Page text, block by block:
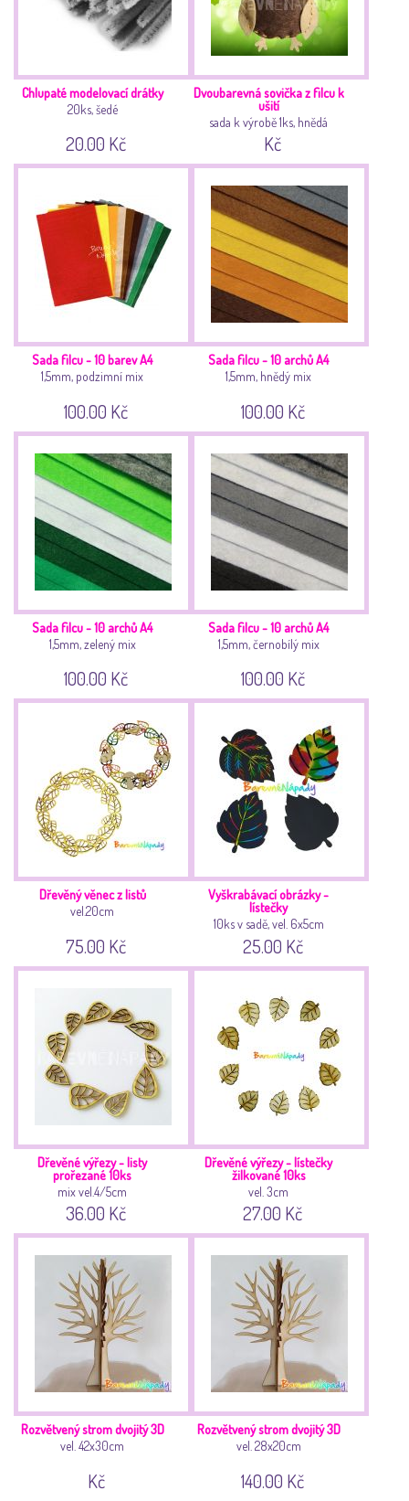
Chlupaté modelovací drátky
20ks, šedé
20.00 Kč
Dvoubarevná sovička z filcu k
ušití
sada k výrobě 1ks, hnědá
Kč
Sada filcu - 10 barev A4
1,5mm, podzimní mix
100.00 Kč
Sada filcu - 10 archů A4
1,5mm, hnědý mix
100.00 Kč
Sada filcu - 10 archů A4
1,5mm, zelený mix
100.00 Kč
Sada filcu - 10 archů A4
1,5mm, černobílý mix
100.00 Kč
Dřevěný věnec z listů
vel.20cm
75.00 Kč
Vyškrabávací obrázky -
lístečky
10ks v sadě, vel. 6x5cm
25.00 Kč
Dřevěné výřezy - listy
prořezané 10ks
mix vel.4/5cm
36.00 Kč
Dřevěné výřezy - lístečky
žilkované 10ks
vel. 3cm
27.00 Kč
Rozvětvený strom dvojitý 3D
vel. 42x30cm
Kč
Rozvětvený strom dvojitý 3D
vel. 28x20cm
140.00 Kč